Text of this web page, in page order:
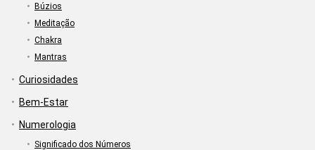
Búzios
Meditação
Chakra
Mantras
Curiosidades
Bem-Estar
Numerologia
Significado dos Números